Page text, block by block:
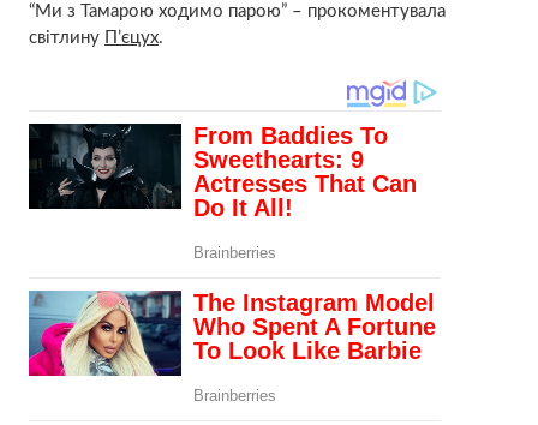
“Ми з Тамарою ходимо парою” – прокоментувала
світлину П’єцух.